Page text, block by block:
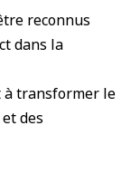
reconnus
dans la
à transformer le
des